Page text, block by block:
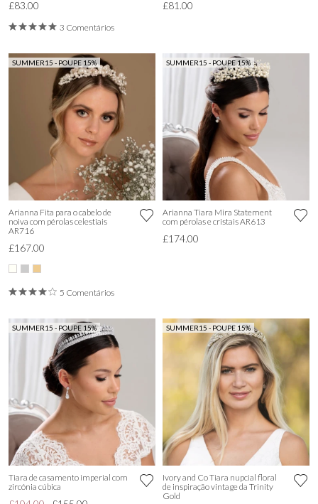
£83.00
3 Comentários
£81.00
SUMMER15 - POUPE 15%
Arianna Fita para o cabelo de
noiva com pérolas celestiais
AR716
£167.00
5 Comentários
SUMMER15 - POUPE 15%
Arianna Tiara Mira Statement
com pérolas e cristais AR613
£174.00
SUMMER15 - POUPE 15%
Tiara de casamento imperial com
zircónia cúbica
SUMMER15 - POUPE 15%
Ivory and Co Tiara nupcial floral
de inspiração vintage da Trinity
Gold